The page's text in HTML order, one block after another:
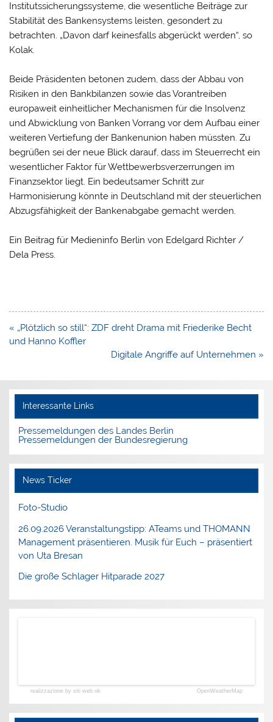
Institutssicherungssysteme, die wesentliche Beiträge zur
Stabilität des Bankensystems leisten, gesondert zu
betrachten. „Davon darf keinesfalls abgerückt werden“, so
Kolak.
Beide Präsidenten betonen zudem, dass der Abbau von
Risiken in den Bankbilanzen sowie das Vorantreiben
europaweit einheitlicher Mechanismen für die Insolvenz
und Abwicklung von Banken Vorrang vor dem Aufbau einer
weiteren Vertiefung der Bankenunion haben müssten. Zu
begrüßen sei der neue Blick darauf, dass im Steuerrecht ein
wesentlicher Faktor für Wettbewerbsverzerrungen im
Finanzsektor liegt. Ein bedeutsamer Schritt zur
Harmonisierung könnte in Deutschland mit der steuerlichen
Abzugsfähigkeit der Bankenabgabe gemacht werden.
Ein Beitrag für Medieninfo Berlin von Edelgard Richter /
Dela Press.
Beitragsnavigation
« „Plötzlich so still“: ZDF dreht Drama mit Friederike Becht
und Hanno Koffler
Digitale Angriffe auf Unternehmen »
Interessante Links
Pressemeldungen des Landes Berlin
Pressemeldungen der Bundesregierung
News Ticker
Foto-Studio
26.09.2026 Veranstaltungstipp: ATeams und THOMANN
Management präsentieren. Musik für Euch – präsentiert
von Uta Bresan
Die große Schlager Hitparade 2027
realizzazione by siti web ok OpenWeatherMap